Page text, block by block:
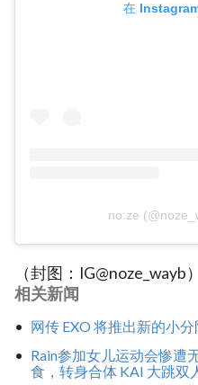
在
no:ze
（封图：IG@noze_wayb）
相关新闻
网传 EXO 将推出新的小
Rain参加女儿运动会惨遭
食，转身合体 KAI 大跳双